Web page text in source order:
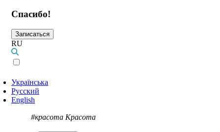
Спасибо!
Записаться
RU
Українська
Русский
English
#красота Красота